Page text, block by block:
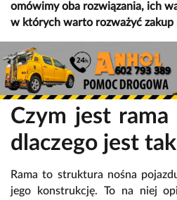
omówimy oba rozwiązania, ich
w których warto rozważyć zakup
Czym jest rama
dlaczego jest
Rama to struktura nośna
jego konstrukcję. To na niej